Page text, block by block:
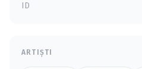
ID
ARTIȘTI